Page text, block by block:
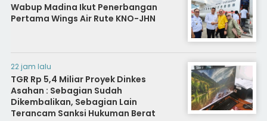
Wabup Madina Ikut Penerbangan
Pertama Wings Air Rute KNO-JHN
22 jam lalu
TGR Rp 5,4 Miliar Proyek Dinkes
Asahan : Sebagian Sudah
Dikembalikan, Sebagian Lain
Terancam Sanksi Hukuman Berat